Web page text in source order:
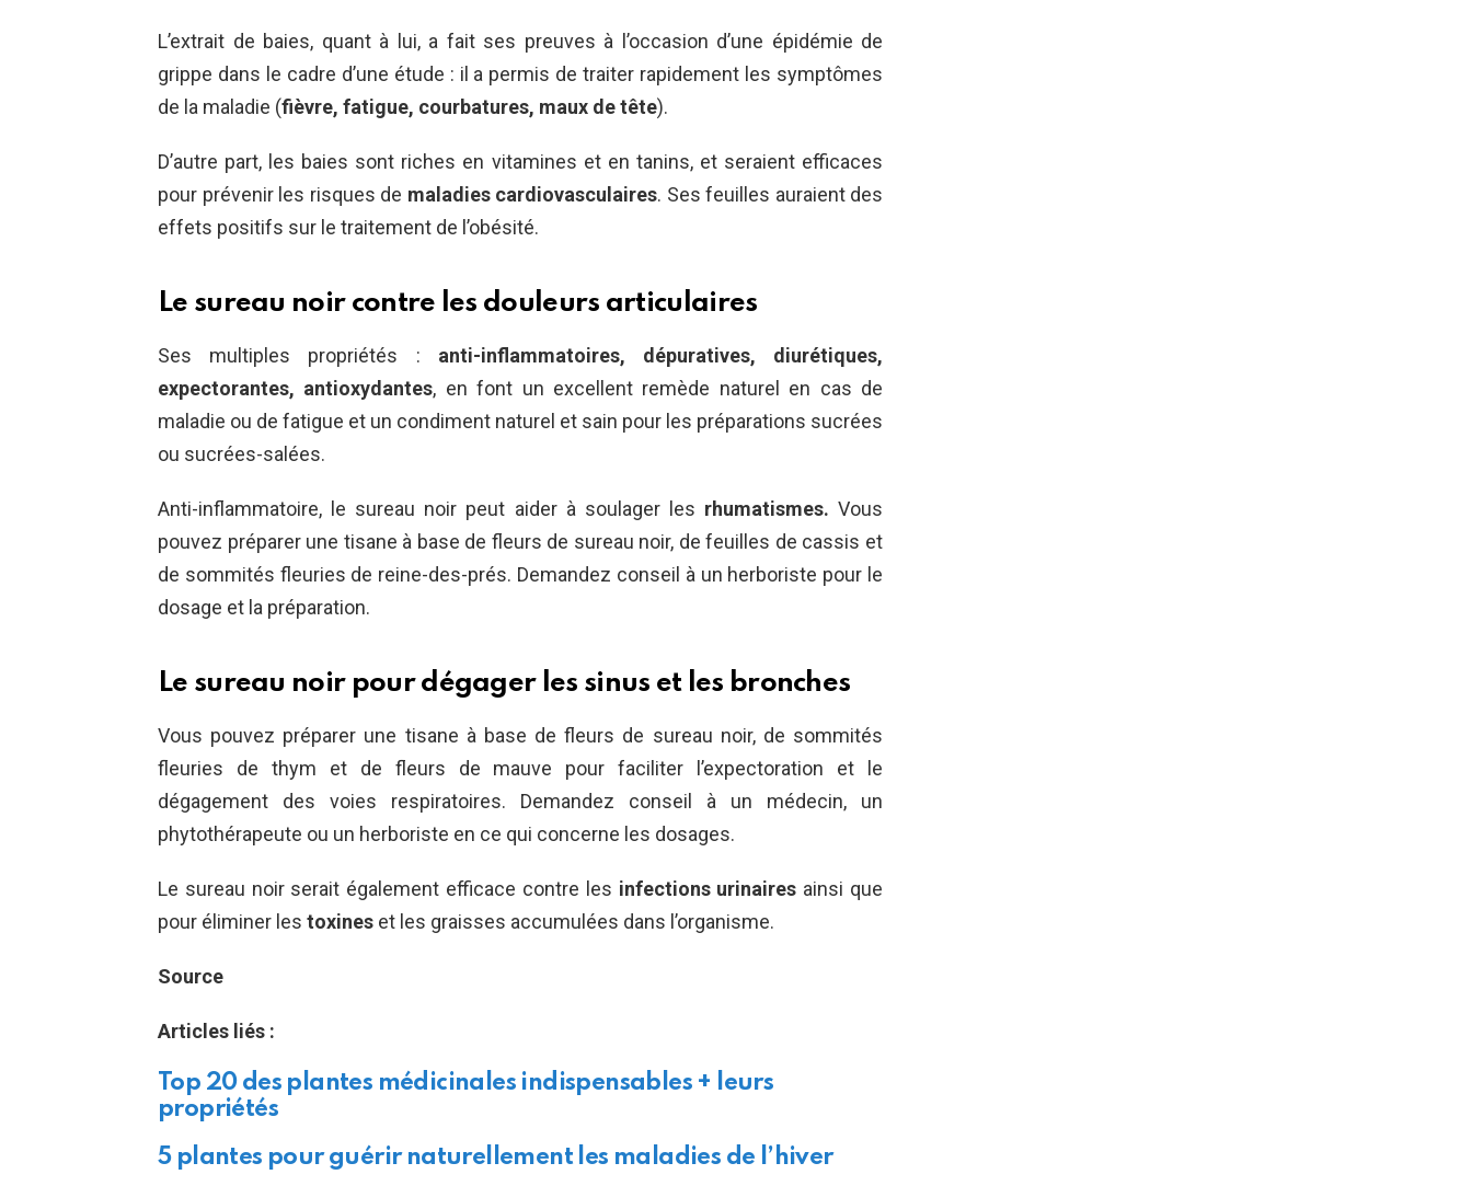
L’extrait de baies, quant à lui, a fait ses preuves à l’occasion d’une épidémie de
grippe dans le cadre d’une étude : il a permis de traiter rapidement les symptômes
de la maladie (fièvre, fatigue, courbatures, maux de tête).
D’autre part, les baies sont riches en vitamines et en tanins, et seraient efficaces
pour prévenir les risques de maladies cardiovasculaires. Ses feuilles auraient des
effets positifs sur le traitement de l’obésité.
Le sureau noir contre les douleurs articulaires
Ses multiples propriétés : anti-inflammatoires, dépuratives, diurétiques,
expectorantes, antioxydantes, en font un excellent remède naturel en cas de
maladie ou de fatigue et un condiment naturel et sain pour les préparations sucrées
ou sucrées-salées.
Anti-inflammatoire, le sureau noir peut aider à soulager les rhumatismes. Vous
pouvez préparer une tisane à base de fleurs de sureau noir, de feuilles de cassis et
de sommités fleuries de reine-des-prés. Demandez conseil à un herboriste pour le
dosage et la préparation.
Le sureau noir pour dégager les sinus et les bronches
Vous pouvez préparer une tisane à base de fleurs de sureau noir, de sommités
fleuries de thym et de fleurs de mauve pour faciliter l’expectoration et le
dégagement des voies respiratoires. Demandez conseil à un médecin, un
phytothérapeute ou un herboriste en ce qui concerne les dosages.
Le sureau noir serait également efficace contre les infections urinaires ainsi que
pour éliminer les toxines et les graisses accumulées dans l’organisme.
Source
Articles liés :
Top 20 des plantes médicinales indispensables + leurs
propriétés
5 plantes pour guérir naturellement les maladies de l’hiver